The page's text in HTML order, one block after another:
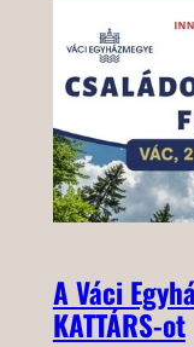
A Váci
KATTÁRS-ot